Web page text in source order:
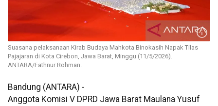
Suasana pelaksanaan Kirab Budaya Mahkota Binokasih Napak Tilas
Pajajaran di Kota Cirebon, Jawa Barat, Minggu (11/5/2026).
ANTARA/Fathnur Rohman.
Bandung (ANTARA) -
Anggota Komisi V DPRD Jawa Barat Maulana Yusuf